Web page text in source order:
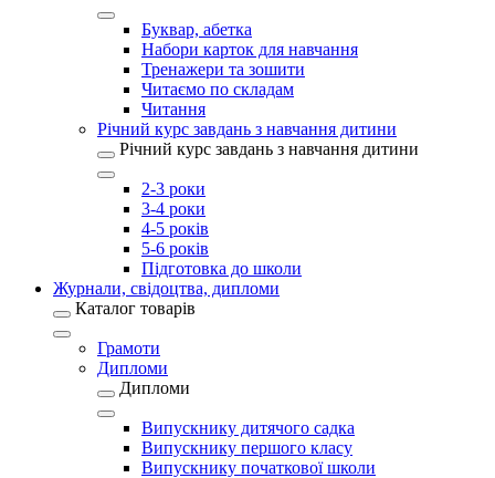
Буквар, абетка
Набори карток для навчання
Тренажери та зошити
Читаємо по складам
Читання
Річний курс завдань з навчання дитини
Річний курс завдань з навчання дитини
2-3 роки
3-4 роки
4-5 років
5-6 років
Підготовка до школи
Журнали, свідоцтва, дипломи
Каталог товарів
Грамоти
Дипломи
Дипломи
Випускнику дитячого садка
Випускнику першого класу
Випускнику початкової школи